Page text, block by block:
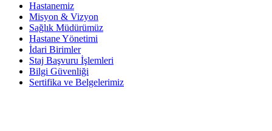
Hastanemiz
Misyon & Vizyon
Sağlık Müdürümüz
Hastane Yönetimi
İdari Birimler
Staj Başvuru İşlemleri
Bilgi Güvenliği
Sertifika ve Belgelerimiz